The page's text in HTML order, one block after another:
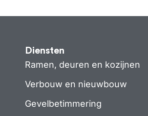
Diensten
Ramen, deuren en kozijnen
Verbouw en nieuwbouw
Gevelbetimmering